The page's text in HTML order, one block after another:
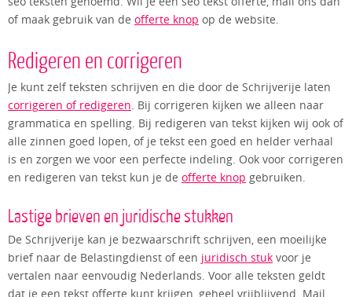
of maak gebruik van de offerte knop op de website.
Redigeren en corrigeren
Je kunt zelf teksten schrijven en die door de Schrijverije laten
corrigeren of redigeren . Bij corrigeren kijken we alleen naar
grammatica en spelling. Bij redigeren van tekst kijken wij ook of
alle zinnen goed lopen, of je tekst een goed en helder verhaal
is en zorgen we voor een perfecte indeling. Ook voor corrigeren
en redigeren van tekst kun je de offerte knop gebruiken.
Lastige brieven en juridische stukken
De Schrijverije kan je bezwaarschrift schrijven, een moeilijke
brief naar de Belastingdienst of een juridisch stuk voor je
vertalen naar eenvoudig Nederlands. Voor alle teksten geldt
dat je een tekst offerte kunt krijgen, geheel vrijblijvend. Mail